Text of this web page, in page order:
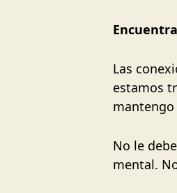
Las
estamos
No le
mental.